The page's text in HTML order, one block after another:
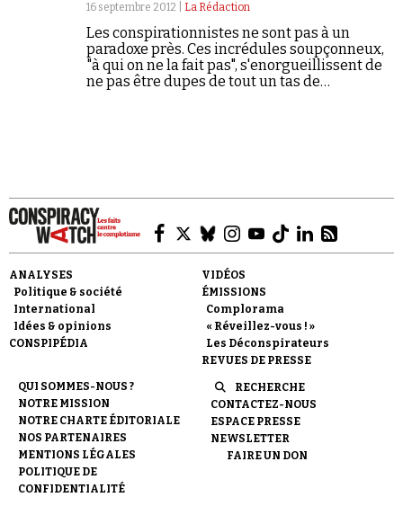
Newsletter
Faire un don
16 septembre 2012 | La Rédaction
Les conspirationnistes ne sont pas à un
paradoxe près. Ces incrédules soupçonneux,
"à qui on ne la fait pas", s'enorgueillissent de
ne pas être dupes de tout un tas de
ANALYSES
Politique & société
International
Idées & opinions
CONSPIPÉDIA
VIDÉOS
ÉMISSIONS
Complorama
« Réveillez-vous ! »
Les Déconspirateurs
REVUES DE PRESSE
QUI SOMMES-NOUS ?
NOTRE MISSION
NOTRE CHARTE ÉDITORIALE
NOS PARTENAIRES
MENTIONS LÉGALES
POLITIQUE DE
CONFIDENTIALITÉ
RECHERCHE
CONTACTEZ-NOUS
ESPACE PRESSE
NEWSLETTER
FAIRE UN DON